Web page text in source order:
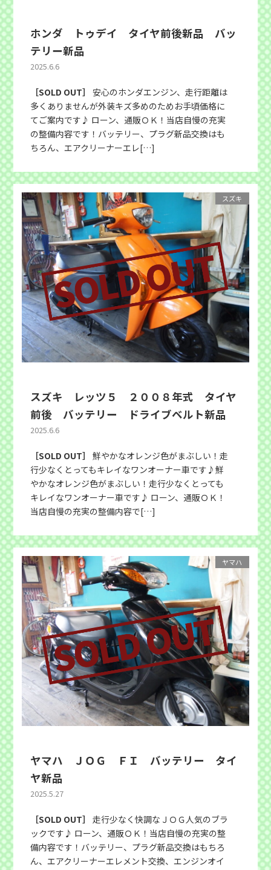
ホンダ トゥデイ タイヤ前後新品 バッ
テリー新品
2025.6.6
［SOLD OUT］
安心のホンダエンジン、走行距離は
多くありませんが外装キズ多めのためお手頃価格に
てご案内です♪ ローン、通販ＯＫ！当店自慢の充実
の整備内容です！バッテリー、プラグ新品交換はも
ちろん、エアクリーナーエレ[…]
スズキ
スズキ レッツ５ ２００８年式 タイヤ
前後 バッテリー ドライブベルト新品
2025.6.6
［SOLD OUT］
鮮やかなオレンジ色がまぶしい！走
行少なくとってもキレイなワンオーナー車です♪鮮
やかなオレンジ色がまぶしい！走行少なくとっても
キレイなワンオーナー車です♪ ローン、通販ＯＫ！
当店自慢の充実の整備内容で[…]
ヤマハ
ヤマハ ＪＯＧ ＦＩ バッテリー タイ
ヤ新品
2025.5.27
［SOLD OUT］
走行少なく快調なＪＯＧ人気のブラ
ックです♪ ローン、通販ＯＫ！当店自慢の充実の整
備内容です！バッテリー、プラグ新品交換はもちろ
ん、エアクリーナーエレメント交換、エンジンオイ